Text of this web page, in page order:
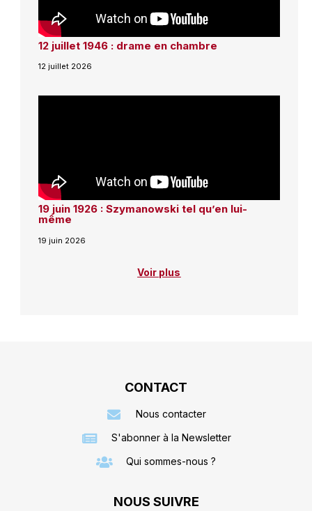
12 juillet 1946 : drame en chambre
12 juillet 2026
19 juin 1926 : Szymanowski tel qu’en lui-
même
19 juin 2026
Voir plus
CONTACT
Nous contacter
S'abonner à la Newsletter
Qui sommes-nous ?
NOUS SUIVRE